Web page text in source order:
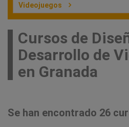
Videojuegos
Cursos de
Desarrollo de
en Granada
Se han encontrado 26